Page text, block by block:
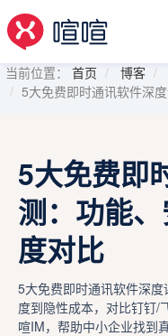
当前位置： 首页 博客
5大免费即时通讯软件深
5大免费即
测：功能
度对比
5大免费即时通讯软件深
度到隐性成本，对比钉钉/
喧IM，帮助中小企业找到